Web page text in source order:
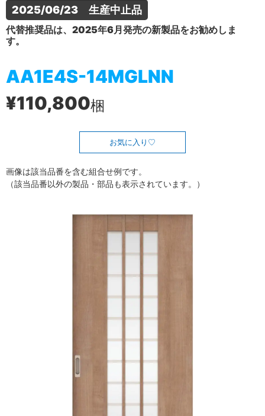
2025/06/23　生産中止品
代替推奨品は、2025年6月発売の新製品をお勧めしま
す。
AA1E4S-14MGLNN
¥110,800梱
お気に入り
画像は該当品番を含む組合せ例です。
（該当品番以外の製品・部品も表示されています。）